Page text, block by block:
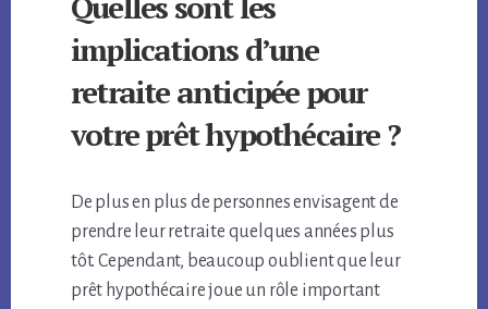
implications d’une
retraite anticipée pour
votre prêt hypothécaire ?
De plus en plus de personnes envisagent de
prendre leur retraite quelques années plus
tôt. Cependant, beaucoup oublient que leur
prêt hypothécaire joue un rôle important